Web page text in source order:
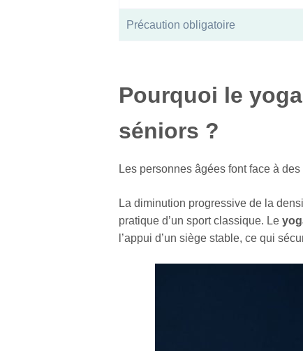
Précaution obligatoire
Pourquoi le
séniors ?
Les personnes âgées font face à
La diminution progressive de la
pratique d’un sport classique. Le
l’appui d’un siège stable, ce qui